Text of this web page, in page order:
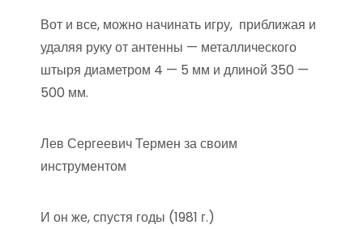
Вот и все, можно начинать игру, приближая и
удаляя руку от антенны — металлического
штыря диаметром 4 — 5 мм и длиной 350 —
500 мм.
Лев Сергеевич Термен за своим
инструментом
И он же, спустя годы (1981 г.)